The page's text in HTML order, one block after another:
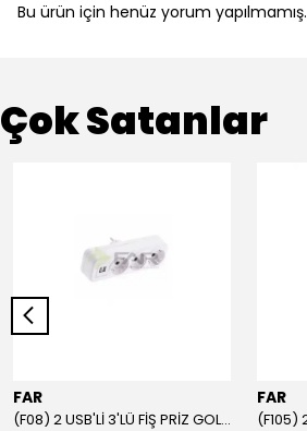
Bu ürün için henüz yorum yapılmamış.
Çok Satanlar
FAR
(F08) 2 USB'Lİ 3'LÜ FİŞ PRİZ GOLYAT
FAR